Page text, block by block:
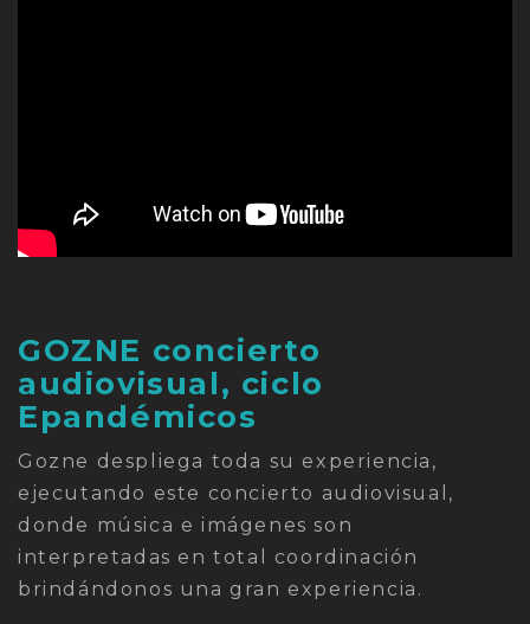
GOZNE concierto
audiovisual, ciclo
Epandémicos
Gozne despliega toda su experiencia,
ejecutando este concierto audiovisual,
donde música e imágenes son
interpretadas en total coordinación
brindándonos una gran experiencia.